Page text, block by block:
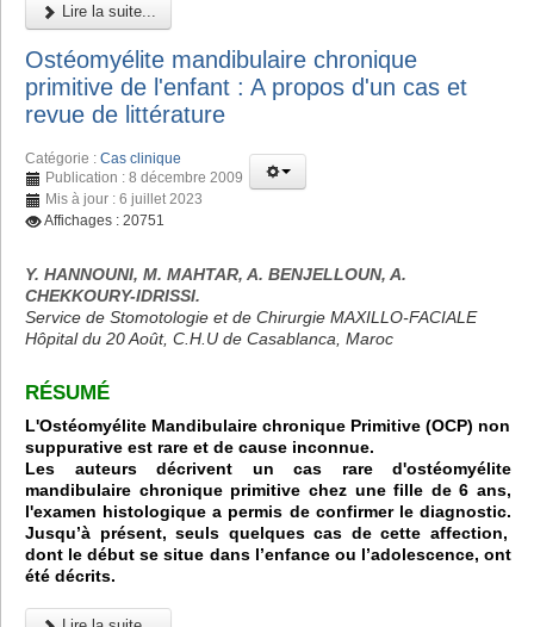
Lire la suite...
Ostéomyélite mandibulaire chronique
primitive de l'enfant : A propos d'un cas et
revue de littérature
Catégorie : Cas clinique
Publication : 8 décembre 2009
Mis à jour : 6 juillet 2023
Affichages : 20751
Y. HANNOUNI, M. MAHTAR, A. BENJELLOUN, A.
CHEKKOURY-IDRISSI.
Service de Stomotologie et de Chirurgie MAXILLO-FACIALE
Hôpital du 20 Août, C.H.U de Casablanca, Maroc
RÉSUMÉ
L'Ostéomyélite Mandibulaire chronique Primitive (OCP) non
suppurative est rare et de cause inconnue.
Les auteurs décrivent un cas rare d'ostéomyélite
mandibulaire chronique primitive chez une fille de 6 ans,
l'examen histologique a permis de confirmer le diagnostic.
Jusqu’à présent, seuls quelques cas de cette affection,
dont le début se situe dans l’enfance ou l’adolescence, ont
été décrits.